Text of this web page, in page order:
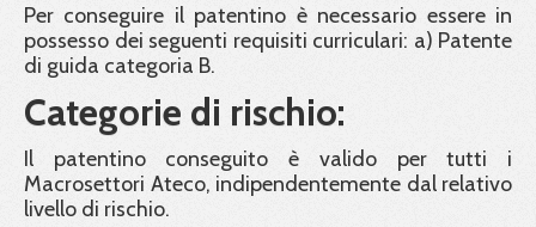
Per conseguire il patentino è necessario essere in
possesso dei seguenti requisiti curriculari: a) Patente
di guida categoria B.
Categorie di rischio:
Il patentino conseguito è valido per tutti i
Macrosettori Ateco, indipendentemente dal relativo
livello di rischio.